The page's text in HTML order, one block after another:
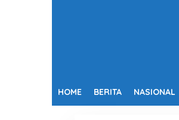
HOME BERITA NASIONAL